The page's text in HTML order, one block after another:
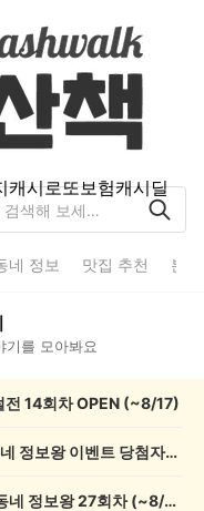
캐시로또보험캐시딜
네 정보 맛집 추천 분
기를 모아봐요
14회차 OPEN (~8/17)
💰[당첨자 발표] 26회차 우리 동네 정보왕 이벤트 당첨자를 발표합니다!
💸 전원 2,000캐시 지급! 우리 동네 정보왕 27회차 (~8/10)